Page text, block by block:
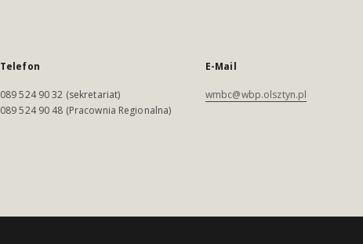
Telefon
089 524 90 32 (sekretariat)
089 524 90 48 (Pracownia Regionalna)
E-Mail
wmbc@wbp.olsztyn.pl